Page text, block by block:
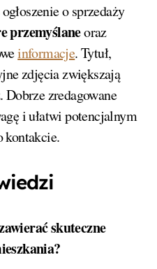
o sprzedaży
przemyślaneoraz
informacje. Tytuł,
zdjęcia zwiększają
Dobrze zredagowane
i ułatwi potencjalnym
kontakcie.
skuteczne